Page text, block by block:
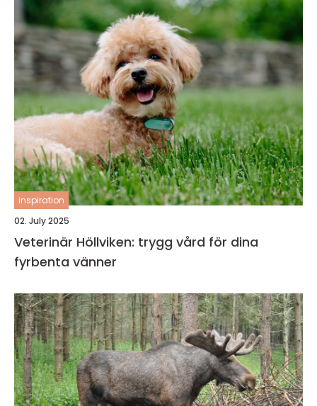
inspiration
02. July 2025
Veterinär Höllviken: trygg vård för dina
fyrbenta vänner